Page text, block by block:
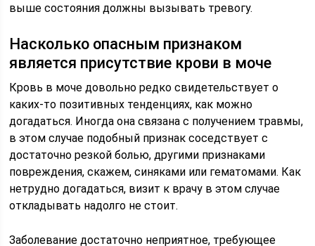
выше состояния должны вызывать тревогу.
Насколько опасным признаком
является присутствие крови в моче
Кровь в моче довольно редко свидетельствует о
каких-то позитивных тенденциях, как можно
догадаться. Иногда она связана с получением травмы,
в этом случае подобный признак соседствует с
достаточно резкой болью, другими признаками
повреждения, скажем, синяками или гематомами. Как
нетрудно догадаться, визит к врачу в этом случае
откладывать надолго не стоит.
Заболевание достаточно неприятное, требующее